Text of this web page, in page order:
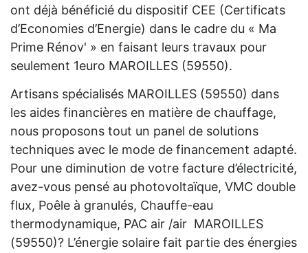
ont déjà bénéficié du dispositif CEE (Certificats
d’Economies d’Energie) dans le cadre du « Ma
Prime Rénov' » en faisant leurs travaux pour
seulement 1euro MAROILLES (59550).
Artisans spécialisés MAROILLES (59550) dans
les aides financières en matière de chauffage,
nous proposons tout un panel de solutions
techniques avec le mode de financement adapté.
Pour une diminution de votre facture d’électricité,
avez-vous pensé au photovoltaïque, VMC double
flux, Poêle à granulés, Chauffe-eau
thermodynamique, PAC air /air MAROILLES
(59550)? L’énergie solaire fait partie des énergies